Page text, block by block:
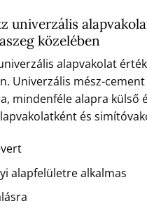
univerzális
közelében
alapvakolat
Univerzális mész-
mindenféle alapra külső
és
alapfelületre alkalmas